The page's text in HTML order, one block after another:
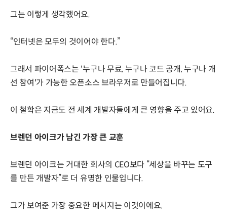
그는 이렇게 생각했어요.
“인터넷은 모두의 것이어야 한다.”
그래서 파이어폭스는 '누구나 무료, 누구나 코드 공개, 누구나 개
선 참여'가 가능한 오픈소스 브라우저로 만들어집니다.
이 철학은 지금도 전 세계 개발자들에게 큰 영향을 주고 있어요.
브렌던 아이크가 남긴 가장 큰 교훈
브렌던 아이크는 거대한 회사의 CEO보다 “세상을 바꾸는 도구
를 만든 개발자”로 더 유명한 인물입니다.
그가 보여준 가장 중요한 메시지는 이것이에요.